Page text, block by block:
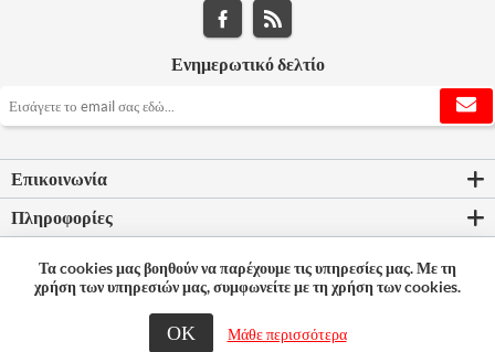
Ενημερωτικό δελτίο
Επικοινωνία
Πληροφορίες
Ο λογαριασμός μου
© 2026 Bookleader
Τα cookies μας βοηθούν να παρέχουμε τις υπηρεσίες μας. Με τη
χρήση των υπηρεσιών μας, συμφωνείτε με τη χρήση των cookies.
ΟΚ Μάθε περισσότερα